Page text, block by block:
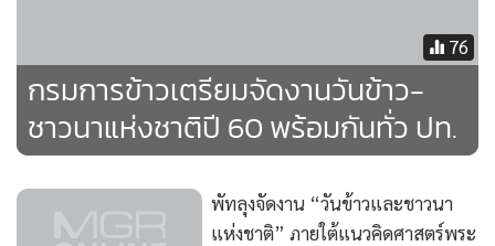
76
กรมการข้าวเตรียมจัดงานวันข้าว-
ชาวนาแห่งชาติปี 60 พร้อมกันทั่ว ปท.
พัทลุงจัดงาน “วันข้าวและชาวนา
แห่งชาติ” ภายใต้แนวคิดศาสตร์พระ